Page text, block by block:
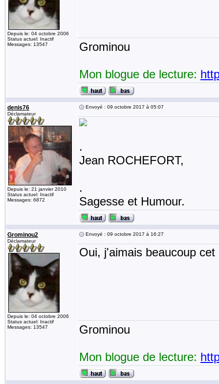
Depuis le: 04 octobre 2006
Status actuel: Inactif
Messages: 13547
Grominou
Mon blogue de lecture:
denis76
Déclamateur
Depuis le: 21 janvier 2010
Status actuel: Inactif
Messages: 6872
Envoyé : 09 octobre 2017 à 05:07
.
Jean ROCHEFORT,
.
Sagesse et Humour.
Grominou2
Déclamateur
Depuis le: 04 octobre 2006
Status actuel: Inactif
Messages: 13547
Envoyé : 09 octobre 2017 à 16:27
Oui, j'aimais beaucoup cet
Grominou
Mon blogue de lecture: